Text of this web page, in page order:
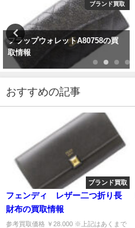
ブランド買取
フラップウォレットA80758の買
取情報
おすすめの記事
ブランド買取
フェンディ レザー二つ折り長
財布の買取情報
参考買取価格 ￥28.000 ※上記はあくまで